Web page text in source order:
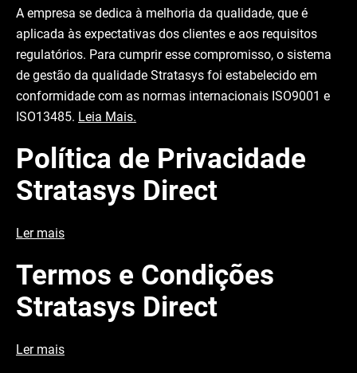
A empresa se dedica à melhoria da qualidade, que é
aplicada às expectativas dos clientes e aos requisitos
regulatórios. Para cumprir esse compromisso, o sistema
de gestão da qualidade Stratasys foi estabelecido em
conformidade com as normas internacionais ISO9001 e
ISO13485. Leia Mais.
Política de Privacidade
Stratasys Direct
Ler mais
Termos e Condições
Stratasys Direct
Ler mais